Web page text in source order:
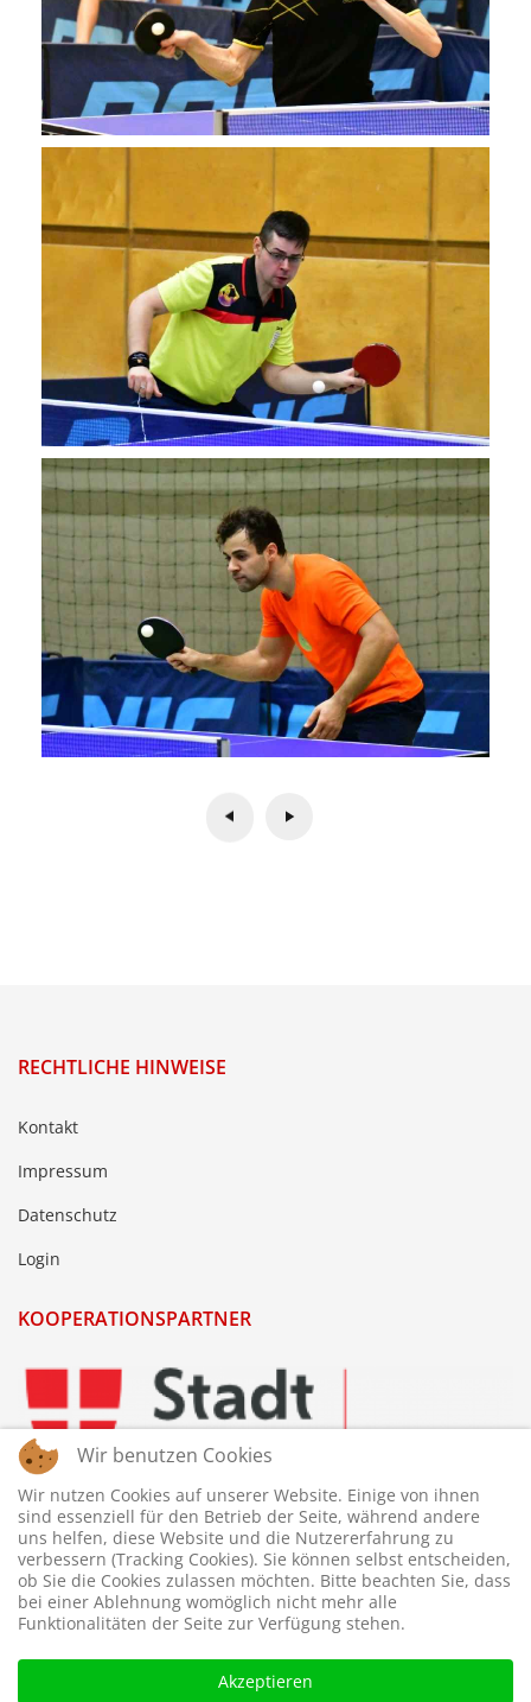
RECHTLICHE HINWEISE
Kontakt
Impressum
Datenschutz
Login
KOOPERATIONSPARTNER
Wir benutzen Cookies
Wir nutzen Cookies auf unserer Website. Einige von ihnen
sind essenziell für den Betrieb der Seite, während andere
uns helfen, diese Website und die Nutzererfahrung zu
verbessern (Tracking Cookies). Sie können selbst entscheiden,
ob Sie die Cookies zulassen möchten. Bitte beachten Sie, dass
bei einer Ablehnung womöglich nicht mehr alle
Funktionalitäten der Seite zur Verfügung stehen.
Akzeptieren